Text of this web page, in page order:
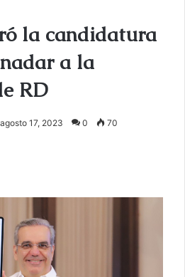
la candidatura
a la
RD
agosto 17, 2023 0 70